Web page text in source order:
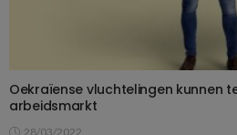
Oekraïense vluchtelingen kunnen
arbeidsmarkt
28/03/2022